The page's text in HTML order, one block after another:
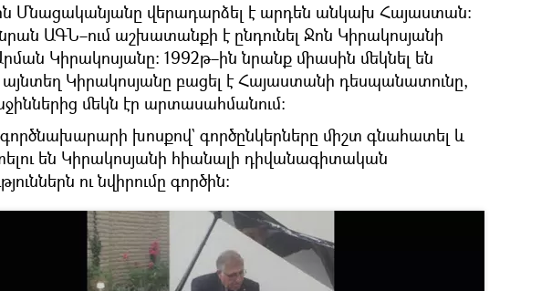
Մնացականյանը վերադարձել է արդեն անկախ Հայաստան։
ԱԳՆ–ում աշխատանքի է ընդունել Ջոն Կիրակոսյանի
Կիրակոսյանը։ 1992թ–ին նրանք միասին մեկնել են
այնտեղ Կիրակոսյանը բացել է Հայաստանի դեսպանատունը,
մեկն էր արտասահմանում։
խոսքով` գործընկերները միշտ գնահատել և
են Կիրակոսյանի հիանալի դիվանագիտական
ու նվիրումը գործին։